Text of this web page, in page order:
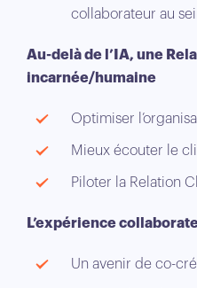
collaborateur au
Au-delà de l’IA, une
incarnée/humaine
Optimiser
Mieux écouter le
Piloter la Relation
L’expérience
Un avenir de co-